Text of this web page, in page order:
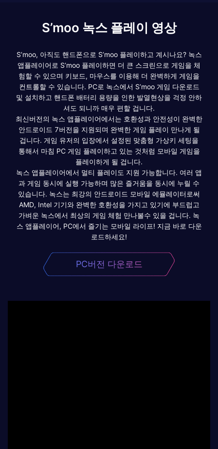
S’moo 녹스 플레이 영상
S’moo, 아직도 핸드폰으로 S’moo 플레이하고 계시나요? 녹스
앱플레이어로 S’moo 플레이하면 더 큰 스크린으로 게임을 체
험할 수 있으며 키보드, 마우스를 이용해 더 완벽하게 게임을
컨트롤할 수 있습니다. PC로 녹스에서 S’moo 게임 다운로드
및 설치하고 핸드폰 배터리 용량을 인한 발열현상을 걱정 안하
셔도 되니까 매우 편할 겁니다.
최신버전의 녹스 앱플레이어에서는 호환성과 안전성이 완벽한
안드로이드 7버전을 지원되며 완벽한 게임 플레이 만나게 될
겁니다. 게임 유저의 입장에서 설정된 맞춤형 가상키 세팅을
통해서 마침 PC 게임 플레이하고 있는 것처럼 모바일 게임을
플레이하게 될 겁니다.
녹스 앱플레이어에서 멀티 플레이도 지원 가능합니다. 여러 앱
과 게임 동시에 실행 가능하며 많은 즐거움을 동시에 누릴 수
있습니다. 녹스는 최강의 안드로이드 모바일 에뮬레이터로써
AMD, Intel 기기와 완벽한 호환성을 가지고 있기에 부드럽고
가벼운 녹스에서 최상의 게임 체험 만나볼수 있을 겁니다. 녹
스 앱플레이어, PC에서 즐기는 모바일 라이프! 지금 바로 다운
로드하세요!
PC버전 다운로드